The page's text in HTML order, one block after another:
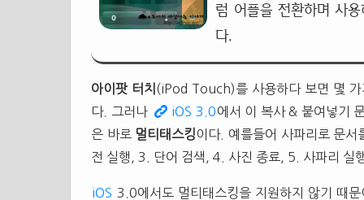
럼 어플을 전환하며 사
다.
아이팟 터치 (iPod Touch)를 사용하다 보면 몇
다. 그러나
iOS 3.0에서 이 복사 & 붙여넣기
은 바로 멀티태스킹이다. 예를들어 사파리로 문
전 실행, 3. 단어 검색, 4. 사진 종료, 5. 사파리 실
iOS 3.0에서도 멀티태스킹을 지원하지 않기 때